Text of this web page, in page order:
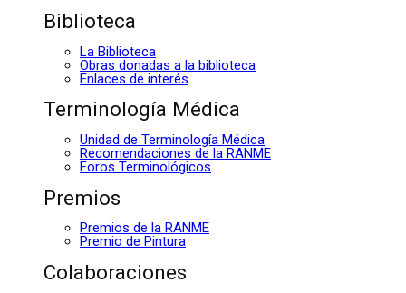
Biblioteca
La Biblioteca
Obras donadas a la biblioteca
Enlaces de interés
Terminología Médica
Unidad de Terminología Médica
Recomendaciones de la RANME
Foros Terminológicos
Premios
Premios de la RANME
Premio de Pintura
Colaboraciones